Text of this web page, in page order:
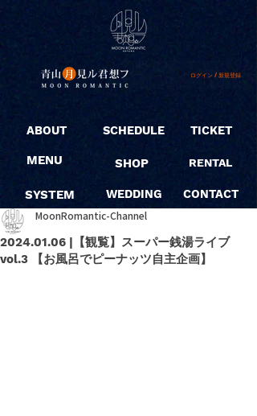
ログイン / 新規登録
ABOUT
MENU
SYSTEM
SCHEDULE
SHOP
WEDDING
TICKET
RENTAL
CONTACT
2024.01.06 |【観覧】スーパー銭湯ライブ
vol.3 【お風呂でピーナッツ自主企画】
MoonRomantic-Channel